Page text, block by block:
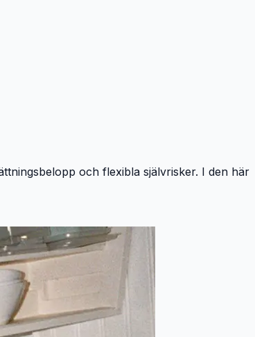
och flexibla självrisker. I den här